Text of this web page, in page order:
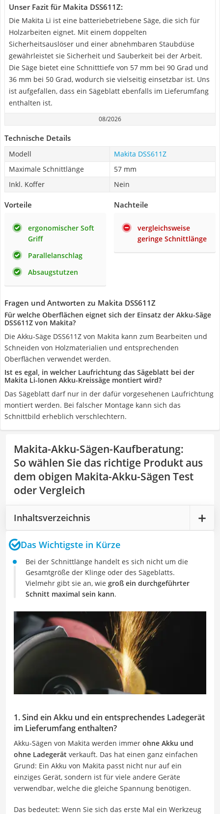
Unser Fazit für Makita DSS611Z:
Die Makita Li ist eine batteriebetriebene Säge, die sich für
Holzarbeiten eignet. Mit einem doppelten
Sicherheitsauslöser und einer abnehmbaren Staubdüse
gewährleistet sie Sicherheit und Sauberkeit bei der Arbeit.
Die Säge bietet eine Schnitttiefe von 57 mm bei 90 Grad und
36 mm bei 50 Grad, wodurch sie vielseitig einsetzbar ist. Uns
ist aufgefallen, dass ein Sägeblatt ebenfalls im Lieferumfang
enthalten ist.
08/2026
Technische Details
Modell
Makita DSS611Z
Maximale Schnittlänge
57 mm
Inkl. Koffer
Nein
Vorteile
ergonomischer Soft
Griff
Parallelanschlag
Absaugstutzen
Nachteile
vergleichsweise
geringe Schnittlänge
Fragen und Antworten zu Makita DSS611Z
Für welche Oberflächen eignet sich der Einsatz der Akku-Säge
‎DSS611Z von Makita?
Die Akku-Säge ‎DSS611Z von Makita kann zum Bearbeiten und
Schneiden von Holzmaterialien und entsprechenden
Oberflächen verwendet werden.
Ist es egal, in welcher Laufrichtung das Sägeblatt bei der
Makita Li-Ionen Akku-Kreissäge montiert wird?
Das Sägeblatt darf nur in der dafür vorgesehenen Laufrichtung
montiert werden. Bei falscher Montage kann sich das
Schnittbild erheblich verschlechtern.
Makita-Akku-Sägen-Kaufberatung:
So wählen Sie das richtige Produkt aus
dem obigen Makita-Akku-Sägen Test
oder Vergleich
Inhaltsverzeichnis
Das Wichtigste in Kürze
Bei der Schnittlänge handelt es sich nicht um die
Gesamtgröße der Klinge oder des Sägeblatts.
Vielmehr gibt sie an, wie groß ein durchgeführter
Schnitt maximal sein kann.
1. Sind ein Akku und ein entsprechendes Ladegerät
im Lieferumfang enthalten?
Akku-Sägen von Makita werden immer ohne Akku und
ohne Ladegerät verkauft. Das hat einen ganz einfachen
Grund: Ein Akku von Makita passt nicht nur auf ein
einziges Gerät, sondern ist für viele andere Geräte
verwendbar, welche die gleiche Spannung benötigen.
Das bedeutet: Wenn Sie sich das erste Mal ein Werkzeug